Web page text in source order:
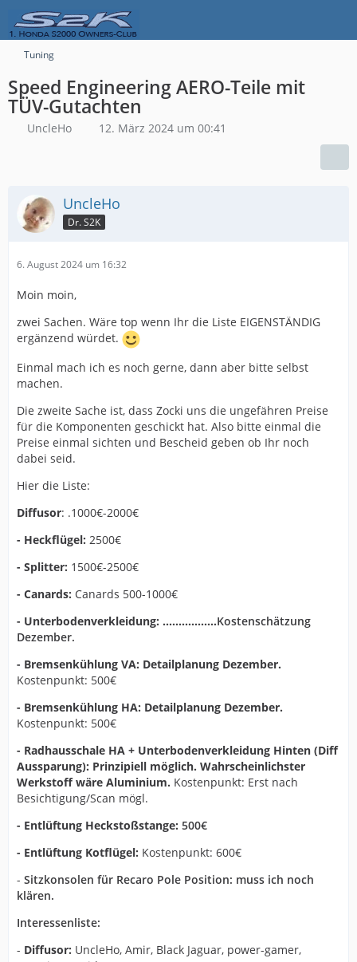
Tuning
Speed Engineering AERO-Teile mit
TÜV-Gutachten
UncleHo 12. März 2024 um 00:41
UncleHo
Dr. S2K
6. August 2024 um 16:32
Moin moin,
zwei Sachen. Wäre top wenn Ihr die Liste EIGENSTÄNDIG
ergänzend würdet.
Einmal mach ich es noch gerne, dann aber bitte selbst
machen.
Die zweite Sache ist, dass Zocki uns die ungefähren Preise
für die Komponenten geschickt hat. Also bitte einmal die
Preise einmal sichten und Bescheid geben ob Ihr noch
dabei seid.
Hier die Liste:
Diffusor: .1000€-2000€
- Heckflügel: 2500€
- Splitter: 1500€-2500€
- Canards: Canards 500-1000€
- Unterbodenverkleidung: .................Kostenschätzung
Dezember.
- Bremsenkühlung VA: Detailplanung Dezember.
Kostenpunkt: 500€
- Bremsenkühlung HA: Detailplanung Dezember.
Kostenpunkt: 500€
- Radhausschale HA + Unterbodenverkleidung Hinten (Diff
Aussparung): Prinzipiell möglich. Wahrscheinlichster
Werkstoff wäre Aluminium. Kostenpunkt: Erst nach
Besichtigung/Scan mögl.
- Entlüftung Heckstoßstange: 500€
- Entlüftung Kotflügel: Kostenpunkt: 600€
- Sitzkonsolen für Recaro Pole Position: muss ich noch
klären.
Interessenliste:
- Diffusor: UncleHo, Amir, Black Jaguar, power-gamer,